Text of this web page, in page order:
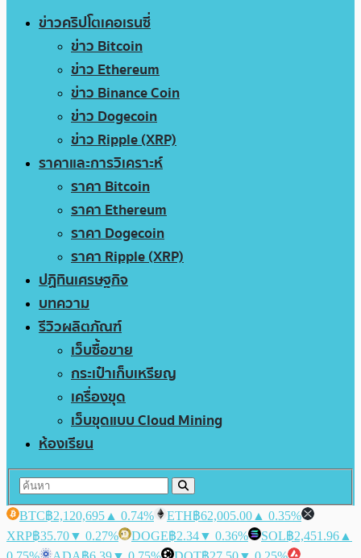
ข่าวคริปโตเคอเรนซี่
ข่าว Bitcoin
ข่าว Ethereum
ข่าว Binance Coin
ข่าว Dogecoin
ข่าว Ripple (XRP)
ราคาและการวิเคราะห์
ราคา Bitcoin
ราคา Ethereum
ราคา Dogecoin
ราคา Ripple (XRP)
ปฏิทินเศรษฐกิจ
บทความ
รีวิวผลิตภัณฑ์
เว็บซื้อขาย
กระเป๋าเก็บเหรียญ
เครื่องขุด
เว็บขุดแบบ Cloud Mining
ห้องเรียน
BTC฿2,120,695 ▲ 0.74% ETH฿62,005.00 ▲ 0.35%
XRP฿35.70▼ 0.27% DOGE฿2.34▼ 0.36% SOL฿2,451.96 ▲